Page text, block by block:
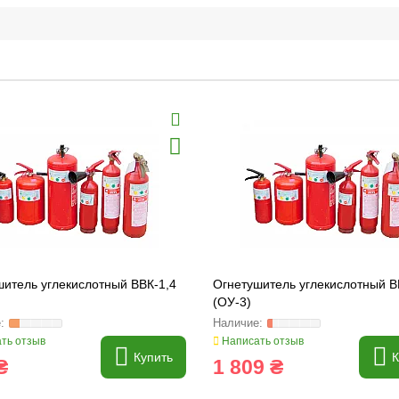
углекислотный ВВК-1,4
отзыв
Купить
Огнетушитель углекислотный
(ОУ-3)
Написать отзыв
1 809 ₴